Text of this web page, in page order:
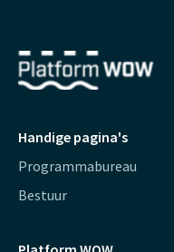
Handige pagina's
Programmabureau
Bestuur